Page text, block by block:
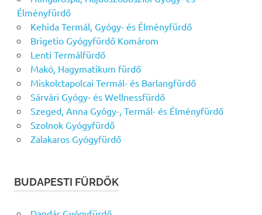
Élményfürdő
Kehida Termál, Gyógy- és Élményfürdő
Brigetio Gyógyfürdő Komárom
Lenti Termálfürdő
Makó, Hagymatikum fürdő
Miskolctapolcai Termál- és Barlangfürdő
Sárvári Gyógy- és Wellnessfürdő
Szeged, Anna Gyógy-, Termál- és Élményfürdő
Szolnok Gyógyfürdő
Zalakaros Gyógyfürdő
BUDAPESTI FÜRDŐK